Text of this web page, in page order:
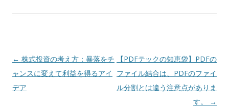
投稿ナビゲーション
← 株式投資の考え方：暴落をチ
ャンスに変えて利益を得るアイ
デア
【PDFテックの知恵袋】PDFの
ファイル結合は、PDFのファイ
ル分割とは違う注意点がありま
す。
→